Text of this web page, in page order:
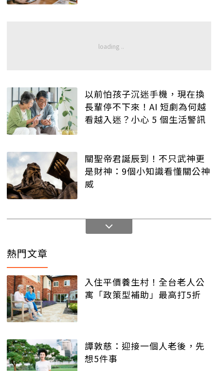
以前怕孩子沉迷手機，現在換
長輩停不下來！AI 短劇為何越
看越入迷？小心 5 個生活警訊
關聖帝君誕辰到！不只武神更
是財神：9個小知識看懂關公神
威
熱門文章
入住平價養生村！全台老人公
寓「政策型補助」最高打5折
譚敦慈：迎接一個人老後，先
想5件事